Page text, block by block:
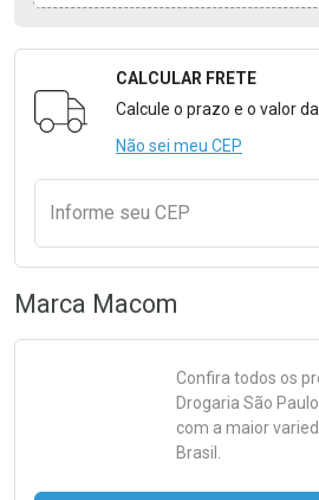
Formulário para Calcular
CALCULAR FRETE
Calcule o prazo e o valor
Não sei meu CEP
Informe seu CEP
Marca Macom
Confira todos os
Drogaria São
com a maior
Brasil.